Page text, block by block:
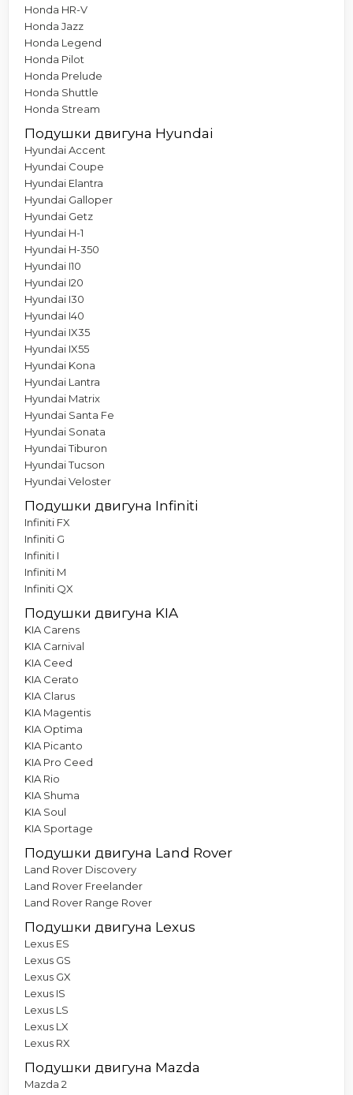
Honda HR-V
Honda Jazz
Honda Legend
Honda Pilot
Honda Prelude
Honda Shuttle
Honda Stream
Подушки двигуна Hyundai
Hyundai Accent
Hyundai Coupe
Hyundai Elantra
Hyundai Galloper
Hyundai Getz
Hyundai H-1
Hyundai H-350
Hyundai I10
Hyundai I20
Hyundai I30
Hyundai I40
Hyundai IX35
Hyundai IX55
Hyundai Kona
Hyundai Lantra
Hyundai Matrix
Hyundai Santa Fe
Hyundai Sonata
Hyundai Tiburon
Hyundai Tucson
Hyundai Veloster
Подушки двигуна Infiniti
Infiniti FX
Infiniti G
Infiniti I
Infiniti M
Infiniti QX
Подушки двигуна KIA
KIA Carens
KIA Carnival
KIA Ceed
KIA Cerato
KIA Clarus
KIA Magentis
KIA Optima
KIA Picanto
KIA Pro Ceed
KIA Rio
KIA Shuma
KIA Soul
KIA Sportage
Подушки двигуна Land Rover
Land Rover Discovery
Land Rover Freelander
Land Rover Range Rover
Подушки двигуна Lexus
Lexus ES
Lexus GS
Lexus GX
Lexus IS
Lexus LS
Lexus LX
Lexus RX
Подушки двигуна Mazda
Mazda 2